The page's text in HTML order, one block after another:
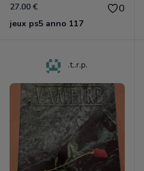
27.00 € 0
jeux ps5 anno 117
.t..r.p.